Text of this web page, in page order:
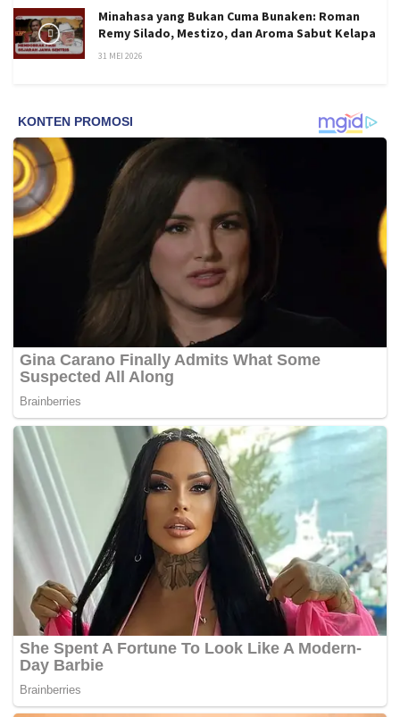
Minahasa yang Bukan Cuma Bunaken: Roman
Remy Silado, Mestizo, dan Aroma Sabut Kelapa
31 MEI 2026